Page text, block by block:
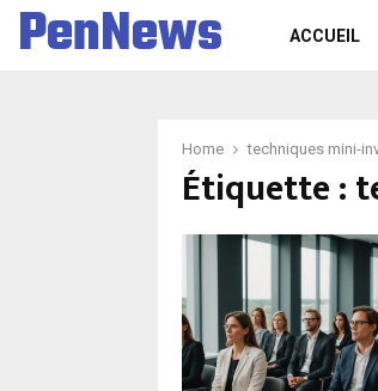
PenNews ACCUEIL
Home techniques mini-
Étiquette :